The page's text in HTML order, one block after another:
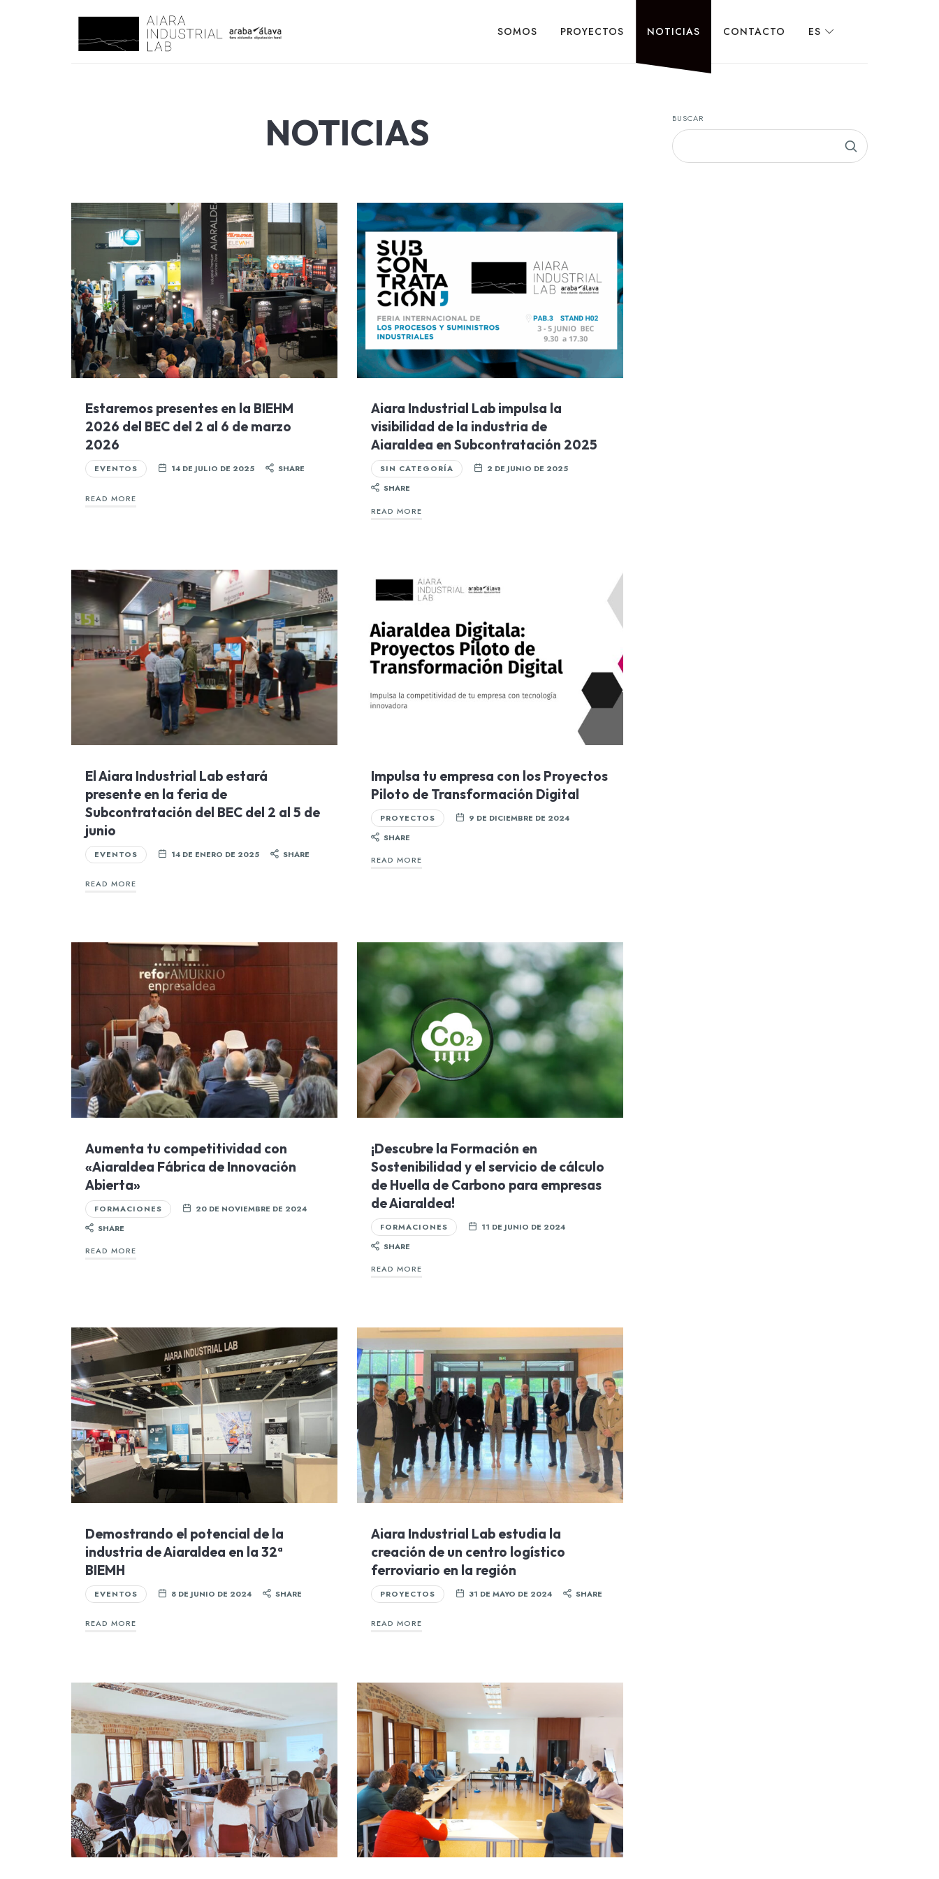
AIARALAB SOMOS PROYECTOS NOTICIAS CONTACTO ES
NOTICIAS
Estaremos presentes en la BIEHM
2026 del BEC del 2 al 6 de marzo
2026
EVENTOS 14 DE JULIO DE 2025 SHARE
READ MORE
Aiara Industrial Lab impulsa la
visibilidad de la industria de
Aiaraldea en Subcontratación 2025
SIN CATEGORÍA
2 DE JUNIO DE 2025
SHARE
READ MORE
El Aiara Industrial Lab estará
presente en la feria de
Subcontratación del BEC del 2 al 5 de
junio
EVENTOS 14 DE ENERO DE 2025 SHARE
READ MORE
Impulsa tu empresa con los Proyectos
Piloto de Transformación Digital
PROYECTOS
9 DE DICIEMBRE DE 2024
SHARE
READ MORE
Aumenta tu competitividad con
«Aiaraldea Fábrica de Innovación
Abierta»
FORMACIONES
20 DE NOVIEMBRE DE 2024
SHARE
READ MORE
¡Descubre la Formación en
Sostenibilidad y el servicio de cálculo
de Huella de Carbono para empresas
de Aiaraldea!
FORMACIONES
11 DE JUNIO DE 2024
SHARE
READ MORE
Demostrando el potencial de la
industria de Aiaraldea en la 32ª
BIEMH
EVENTOS 8 DE JUNIO DE 2024 SHARE
READ MORE
Aiara Industrial Lab estudia la
creación de un centro logístico
ferroviario en la región
PROYECTOS 31 DE MAYO DE 2024 SHARE
READ MORE
BUSCAR